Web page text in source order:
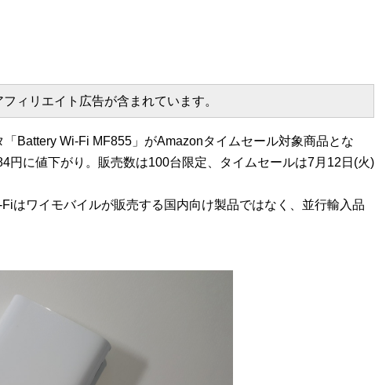
ィリエイト広告が含まれています。
Battery Wi-Fi MF855」がAmazonタイムセール対象商品とな
円に値下がり。販売数は100台限定、タイムセールは7月12日(火)
はワイモバイルが販売する国内向け製品ではなく、並行輸入品